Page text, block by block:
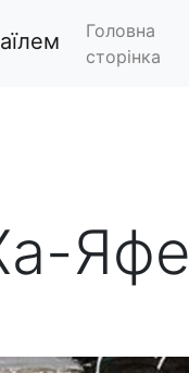
Головна
сторінка
Яфе